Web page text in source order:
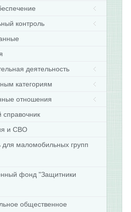
контроль
деятельность
категориям
отношения
и СВО
для маломобильных групп
фонд "Защитники
общественное